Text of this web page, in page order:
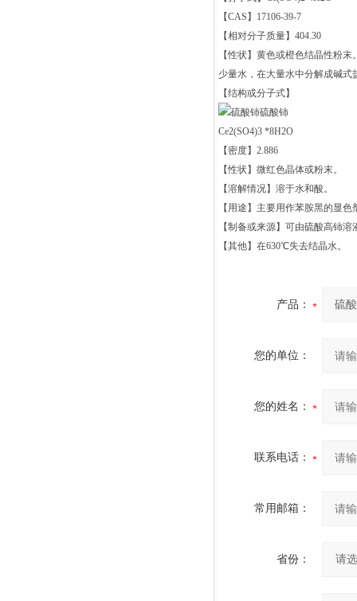
【CAS】17106-39-7
【相对分子质量】404.30
【性状】黄色或橙色结晶性粉
少量水，在大量水中分解成碱
【结构或分子式】
硫酸铈
Ce2(SO4)3 *8H2O
【密度】2.886
【性状】微红色晶体或粉末。
【溶解情况】溶于水和酸。
【用途】主要用作苯胺黑的显色
【制备或来源】可由硫酸高铈
【其他】在630℃失去结晶水。
产品：
您的单位：
您的姓名：
联系电话：
常用邮箱：
省份：